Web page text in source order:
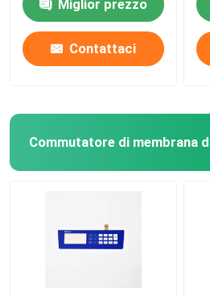
Miglior prezzo
Contattaci
Commutatore di membrana